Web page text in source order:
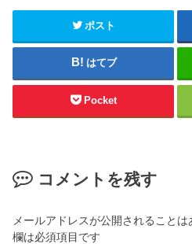
ポスト
はてブ
Pocket
コメントを残す
メールアドレスが公開されることは
欄は必須項目です